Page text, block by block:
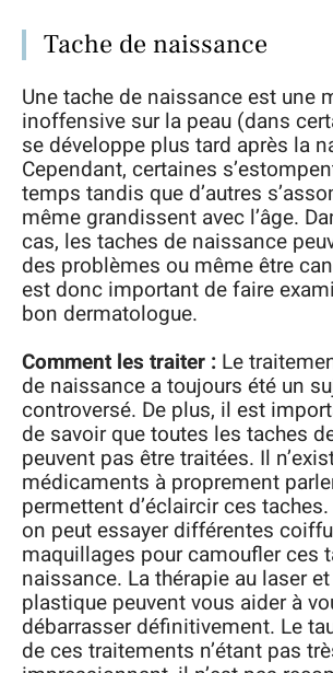
Tache de naissance
Une tache de naissance est une
inoffensive sur la peau (dans
se développe plus tard après la
Cependant, certaines
temps tandis que d’autres
même grandissent avec l’âge.
cas, les taches de naissance
des problèmes ou même être
est donc important de faire
bon dermatologue.
Comment les traiter : Le
de naissance a toujours été un
controversé. De plus, il est
de savoir que toutes les taches
peuvent pas être traitées. Il
médicaments à proprement
permettent d’éclaircir ces
on peut essayer différentes
maquillages pour camoufler ces
naissance. La thérapie au laser
plastique peuvent vous aider à
débarrasser définitivement. Le
de ces traitements n’étant pas